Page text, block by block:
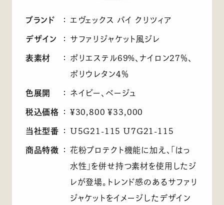
ブランド ： エヴェックス バイ クリツィア
デザイン ： サファリジャケット風ジレ
表素材 ：
ポリエステル69%、ナイロン27％、
ポリウレタン4％
色展開 ： ネイビー、ベージュ
税込価格 ： ¥30,800 ¥33,000
当社型番 ： U5G21-115 U7G21-115
商品特徴 ：
花粉プロテクト機能に加え、「はっ
水性」を併せ持つ素材を使用したジ
レが登場。トレンド感のあるサファリ
ジャケットをイメージしたデザイン